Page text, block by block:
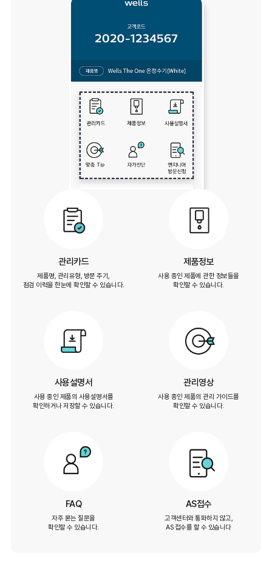
관리카드
제품명, 관리유형, 방문 주기,
점검 이력을 한눈에 확인할 수 있습니다.
제품정보
사용 중인 제품에 관한 정보들을
확인할 수 있습니다.
사용설명서
사용 중인 제품의 사용설명서를
확인하거나 저장할 수 있습니다.
관리영상
사용 중인 제품의 관리 가이드를
확인할 수 있습니다.
FAQ
자주 묻는 질문을
확인할 수 있습니다.
AS접수
고객센터와 통화하지 않고,
AS 접수를 할 수 있습니다